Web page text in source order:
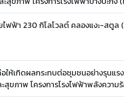
ยไฟฟ้า 230 กิโลโวลต์ คลองแงะ-ส
อให้เกิดผลกระทบต่อชุมชนอย่างรุน
สุขภาพ โครงการโรงไฟฟ้าพลังความ